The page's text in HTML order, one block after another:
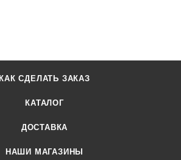
КАК СДЕЛАТЬ ЗАКАЗ
КАТАЛОГ
ДОСТАВКА
НАШИ МАГАЗИНЫ